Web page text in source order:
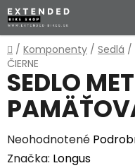
Prejsť
na
obsah
Domov
/ Komponenty / Sedlá /
ČIERNE
SEDLO
Priemerné
hodnotenie
Neohodnotené
Značka: Longus